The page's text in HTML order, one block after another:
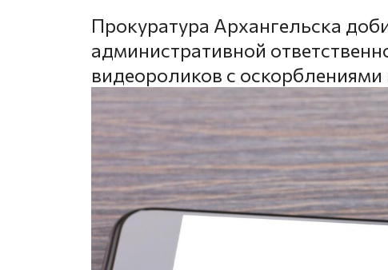
Прокуратура Архангельска
административной
видеороликов с оскорблениями